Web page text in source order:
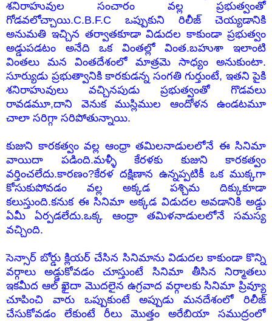
శనిరాహువుల సంచారం వల్ల ప్రభుత్వంతో
గోడవలోచ్చాయి.C.B.F.C ఒప్పుకుని రిలీజ్ చెయ్యడానికి
అనుమతి ఇచ్చిన తర్వాతకూడా విడుదల కాకుండా ప్రభుత్వం
అడ్డుపడటం అనేది ఒక వింతల్లో వింత.బహుశా ఇలాంటి
వింతలు మన వింతదేశంలో మాత్రమె సాధ్యం అనుకుంటా.
సూర్యుడు ప్రభుత్వానికి కారకుడన్న సంగతి గుర్తుంటే, ఇతని పైకి
శనిరాహువులు వచ్చినపుడు ప్రభుత్వంతో గొడవలు
రావడమూ,దాని వెనుక ముస్లిముల ఆందోళన ఉండటమూ
చాలా సరిగ్గా సరిపోతున్నాయి.
కుజుని కారకత్వం వల్ల ఆంధ్రా తమిలనాడులలోనే ఈ సినిమా
వాయిదా పడింది.మళ్ళీ కేరళకు కుజుని కారకత్వం
వర్తించలేదు.కారణం?కేరళ దక్షిణాన ఉన్నప్పటికీ ఒక ముక్కగా
కోసుకుపోవడం వల్ల అక్కడ పశ్చిమ దిక్కుకూడా
కలుస్తుంది.కనుక ఈ సినిమా అక్కడ విడుదల అవడానికి అడ్డు
ఏమీ ఏర్పడలేదు.ఒక్క ఆంధ్రా తమిళనాడులలోనే సమస్య
వచ్చింది.
సెన్సార్ బోర్డు క్లియర్ చేసిన సినిమాను విడుదల కాకుండా కొన్ని
వర్గాలు అడ్డుకోవడం చూస్తుంటే సినిమా తీసిన నిర్మాతలు
ఇకమీద ఆల్ ఖైదా మొదలైన ఉగ్రవాద వర్గాలకు సినిమా ప్రివ్యూ
చూపించి వారు ఒప్పుకుంటే అప్పుడు మనదేశంలో రిలీజ్
చేసుకోవడం లేకుంటే రీలు మొత్తం అరేబియా సముద్రంలో